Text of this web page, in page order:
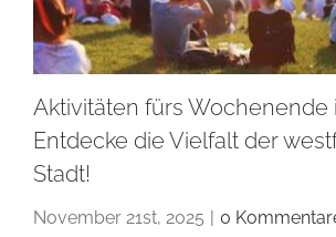
Aktivitäten fürs Wochenende
Entdecke die Vielfalt der
Stadt!
November 21st, 2025 | 0